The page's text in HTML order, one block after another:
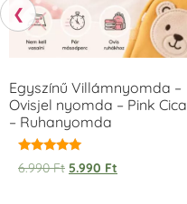
❮
Egyszínű Villámnyomda –
Ovisjel nyomda – Pink Cica
– Ruhanyomda
Értékelés:
5.00
6.990Ft 5.990 Ft